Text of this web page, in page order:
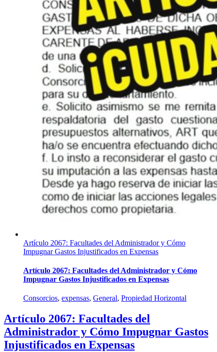
Artículo 2067: Facultades del Administrador y Cómo
Impugnar Gastos Injustificados en Expensas
Artículo 2067: Facultades del Administrador y Cómo
Impugnar Gastos Injustificados en Expensas
Consorcios, expensas, General, Propiedad Horizontal
Artículo 2067: Facultades del
Administrador y Cómo Impugnar Gastos
Injustificados en Expensas